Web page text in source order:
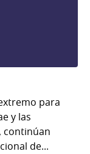
para
y las
continúan
de...